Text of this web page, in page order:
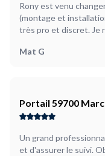
Rony est venu
(montage et
très pro et discret. Je
Mat G
Portail 59700
Un grand
et d'assurer le suivi.